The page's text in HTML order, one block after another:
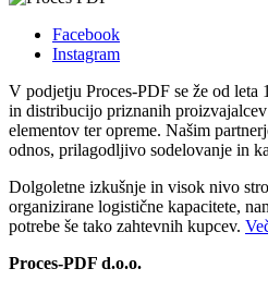
Facebook
Instagram
V podjetju Proces-PDF se že od leta
in distribucijo priznanih
elementov ter opreme. Našim
odnos, prilagodljivo sodelovanje in
Dolgoletne izkušnje in visok nivo
organizirane logistične kapacitete,
potrebe še tako zahtevnih kupcev.
Proces-PDF d.o.o.